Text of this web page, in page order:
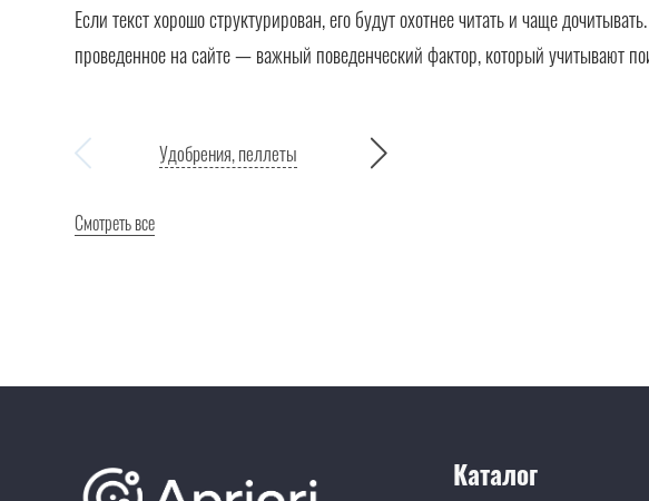
Если текст хорошо структурирован, его будут охотнее читать и чаще
проведенное на сайте — важный поведенческий фактор, который учитывают
Удобрения, пеллеты
Смотреть все
Каталог